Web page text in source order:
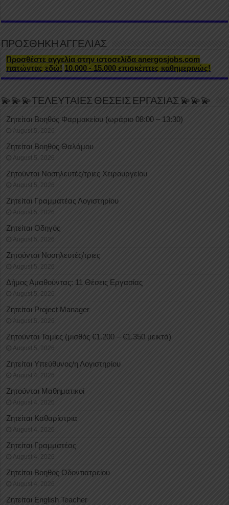
ΠΡΟΣΘΗΚΗ ΑΓΓΕΛΙΑΣ
Προσθέστε αγγελία στην ιστοσελίδα anergosjobs.com
πατώντας εδώ! 10.000 - 15.000 επισκέπτες καθημερινώς!
💫💫💫ΤΕΛΕΥΤΑΙΕΣ ΘΕΣΕΙΣ ΕΡΓΑΣΙΑΣ 💫💫💫
Ζητείται Βοηθός Φαρμακείου (ωράριο 08:00 – 13:30)
August 5, 2026
Ζητείται Βοηθός Θαλάμου
August 5, 2026
Ζητούνται Νοσηλευτές/τριες Χειρουργείου
August 5, 2026
Ζητείται Γραμματέας Λογιστηρίου
August 5, 2026
Ζητείται Οδηγός
August 5, 2026
Ζητούνται Νοσηλευτές/τριες
August 5, 2026
Δήμος Αμαθούντας: 11 Θέσεις Εργασίας
August 5, 2026
Ζητείται Project Manager
August 5, 2026
Ζητούνται Ταμίες (μισθός €1.200 – €1.350 μεικτά)
August 5, 2026
Ζητείται Υπεύθυνος/η Λογιστηρίου
August 4, 2026
Ζητούνται Μαθηματικοί
August 4, 2026
Ζητείται Καθαρίστρια
August 4, 2026
Ζητείται Γραμματέας
August 4, 2026
Ζητείται Βοηθός Οδοντιατρείου
August 4, 2026
Ζητείται English Teacher